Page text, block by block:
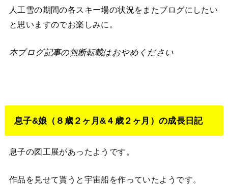
人工雪の期間の各スキー場の状況をまたブログにしたい
と思いますのでお楽しみに。
本ブログ記事の無断転載はおやめください
息子&娘（８歳２ヶ月&４歳２ヶ月）の成長日記
息子の図工展があったようです。
作品を見せて貰うと宇宙船を作っていたようです。